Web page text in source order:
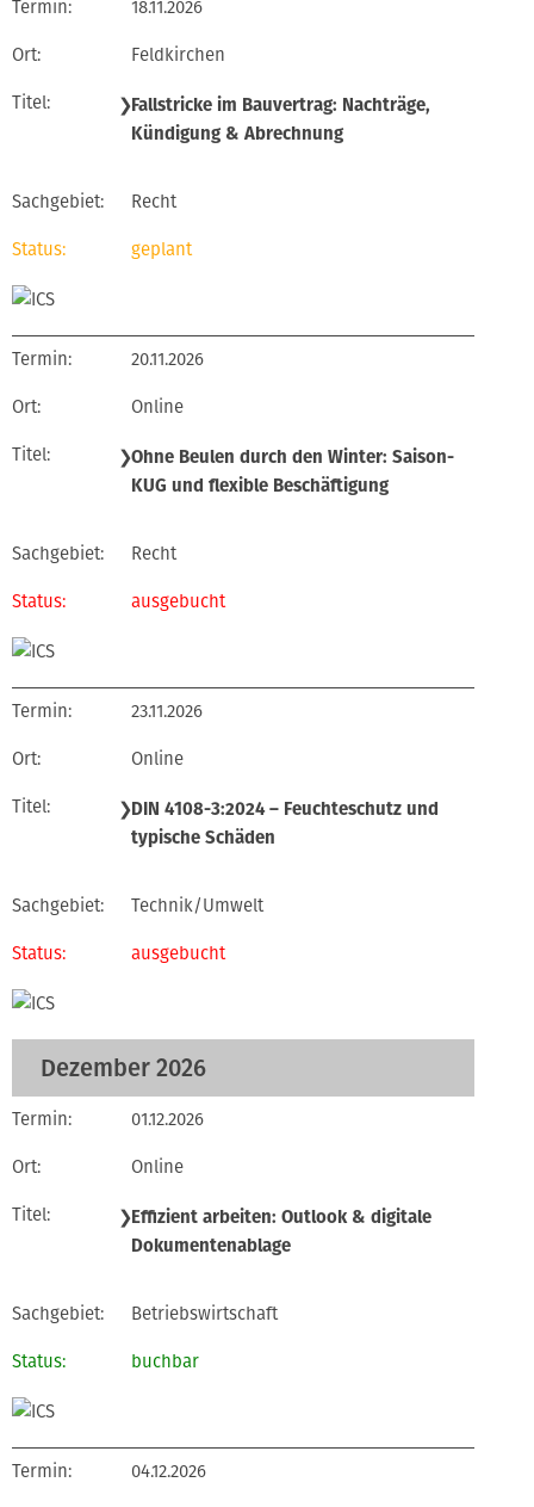
18.11.2026
Feldkirchen
❯Fallstricke im Bauvertrag: Nachträge,
Kündigung & Abrechnung
Recht
geplant
20.11.2026
Online
❯Ohne Beulen durch den Winter: Saison-
KUG und flexible Beschäftigung
Recht
ausgebucht
23.11.2026
Online
❯DIN 4108-3:2024 – Feuchteschutz und
typische Schäden
Technik/Umwelt
ausgebucht
Dezember 2026
01.12.2026
Online
❯Effizient arbeiten: Outlook & digitale
Dokumentenablage
Betriebswirtschaft
buchbar
04.12.2026